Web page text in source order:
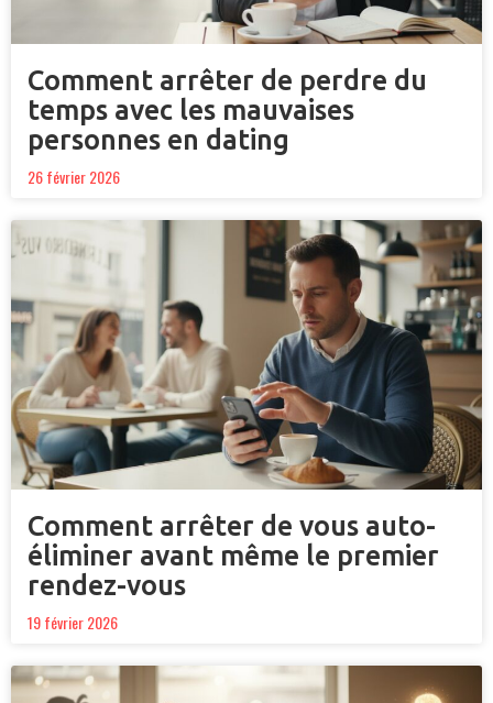
Comment arrêter de perdre du
temps avec les mauvaises
personnes en dating
26 février 2026
Comment arrêter de vous auto-
éliminer avant même le premier
rendez-vous
19 février 2026